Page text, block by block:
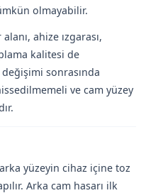
olmayabilir.
ahize ızgarası,
kalitesi de
sonrasında
ve cam yüzey
yüzeyin cihaz içine toz
Arka cam hasarı ilk